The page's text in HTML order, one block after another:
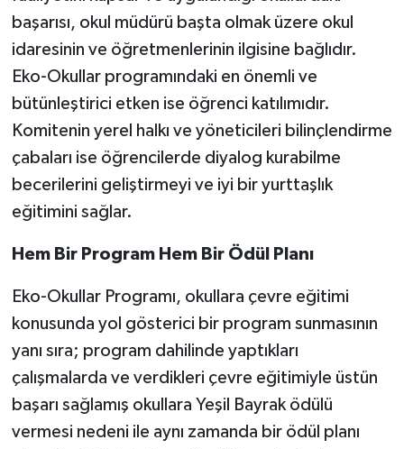
başarısı, okul müdürü başta olmak üzere okul
idaresinin ve öğretmenlerinin ilgisine bağlıdır.
Eko-Okullar programındaki en önemli ve
bütünleştirici etken ise öğrenci katılımıdır.
Komitenin yerel halkı ve yöneticileri bilinçlendirme
çabaları ise öğrencilerde diyalog kurabilme
becerilerini geliştirmeyi ve iyi bir yurttaşlık
eğitimini sağlar.
Hem Bir Program Hem Bir Ödül Planı
Eko-Okullar Programı, okullara çevre eğitimi
konusunda yol gösterici bir program sunmasının
yanı sıra; program dahilinde yaptıkları
çalışmalarda ve verdikleri çevre eğitimiyle üstün
başarı sağlamış okullara Yeşil Bayrak ödülü
vermesi nedeni ile aynı zamanda bir ödül planı